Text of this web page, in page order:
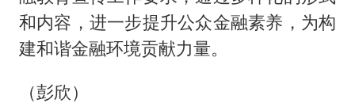
和内容，进一步提升公众金融素养，为构
建和谐金融环境贡献力量。
（彭欣）